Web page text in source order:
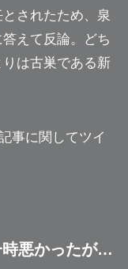
とされたため、泉
えて反論。どち
は古巣である新
事に関してツイ
時悪かったが…